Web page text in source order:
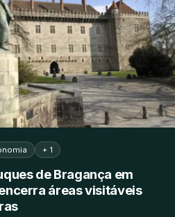
+ 1
de Bragança em
áreas visitáveis